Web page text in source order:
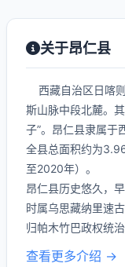
关于昂仁县
西藏自治区日喀
斯山脉中段北麓。
子”。昂仁县隶属于
全县总面积约为
至2020年）。
昂仁县历史悠久，
时属乌思藏纳里速
归帕木竹巴政权统
查看更多介绍 →